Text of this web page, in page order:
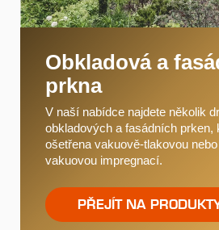
Obkladová a
prkna
V naší nabídce najdete několik
obkladových a fasádních prken,
ošetřena vakuově-tlakovou
vakuovou impregnací.
PŘEJÍT NA